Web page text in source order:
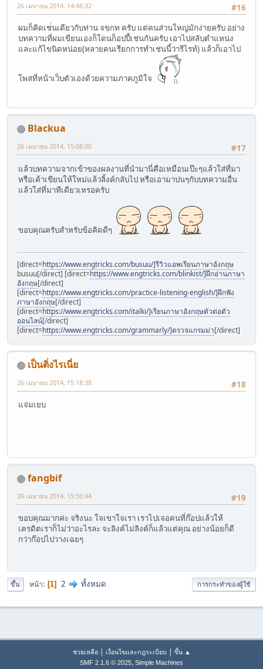
#16
26 เมษายน 2014, 14:46:32
ผมก็คิดเช่่นเดียวกับท่าน จขกท ครับ แต่คนส่วนใหญ่มักง่ายครับ อย่าง
บทความที่ผมเขียนเองก็โดนก็อปปี้เช่นกันครับ เอาไปสลับตำแหน่ง
และแก้ไขนิดหน่อย(หลายคนเรียกการทำเช่นนี้ว่ารีไรท์) แล้วก็เอาไป
โพสที่หน้าเว็บตัวเองด้วยความภาคภูมิใจ
Blackua
#17
26 เมษายน 2014, 15:08:00
แล้วบทความจากเข้าของผลงานที่นำมานี่คือเหมือนเป๊ะๆแล้วใส่ที่มา
หรือเค้าเขียนให้ใหม่แล้วลิ้งค์กลับไป หรือเอามาปนๆกับบทความอื่น
แล้วใส่ที่มาทีเดียวเหรอครับ
ขอบคุณครับสำหรับข้อคิดดีๆ
[direct=https://www.engtricks.com/busuu/]รีวิวแอพเรียนภาษาอังกฤษ
busuu[/direct] [direct=https://www.engtricks.com/blinkist/]ฝึกอ่านภาษา
อังกฤษ[/direct]
[direct=https://www.engtricks.com/practice-listening-english/]ฝึกฟัง
ภาษาอังกฤษ[/direct]
[direct=https://www.engtricks.com/italki/]เรียนภาษาอังกฤษตัวต่อตัว
ออนไลน์[/direct]
[direct=https://www.engtricks.com/grammarly/]ตรวจแกรมม่า[/direct]
เป็นติ่งไรเนี่ย
#18
26 เมษายน 2014, 15:18:38
แจ่มเยบ
fangbif
#19
26 เมษายน 2014, 15:50:44
ขอบคุณมากค่ะ จริงนะ ใจเขาใจเรา เราไปเจอคนที่ก๊อปแล้วให้
เครดิตเราก็ไม่ว่าอะไรละ จะลิงค์ไม่ลิงค์ก็แล้วแต่คุณ อย่างน้อยก็ดี
กว่าก๊อปไปวางเฉยๆ
ขึ้น หน้า 1 2 ทั้งหมด การกระทำของผู้ใช้
ช่วยเหลือ| เงื่อนไขและกฎระเบียบ | ขึ้น ▲
SMF 2.1.6 © 2025, Simple Machines